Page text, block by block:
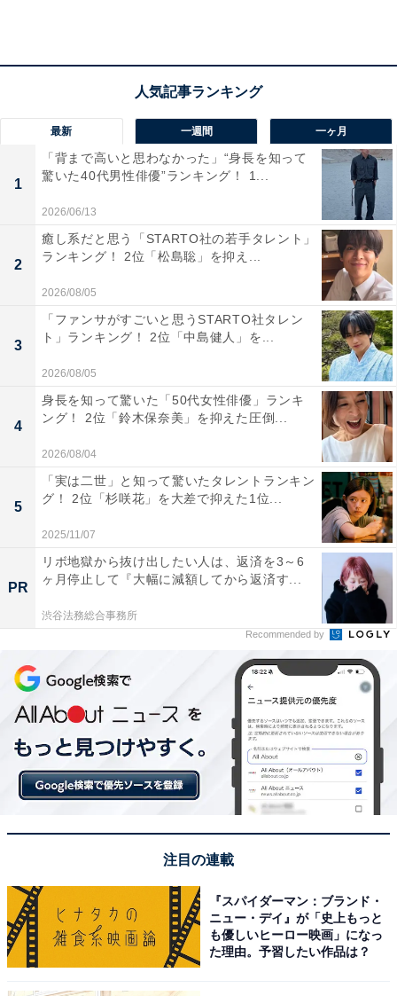
第2位は「中華蕎麦 とみ田」。ラーメン業界最高権威の
講談社「TRYラーメン大賞（Tokyo Ramen of the
Year）」を4連覇するなど、数々の賞を受賞している“つ
けめんの王者”です。
幻の豚「TOKYO-X」の脂の甘みを極限まで引き出した豚
骨スープに魚介だしを重ね、濃厚でありながら上品な味
わいに仕上げた「超濃厚豚骨魚介スープ」は、松戸本店
でしか味わえない逸品。営業日は全て店主の富田さんが
調理するというひたむきな姿勢も、ファンや同業者の支
持を集めています。
1位：らぁ麺 飯田商店（神奈川県足柄下郡）
第1位は「らぁ麺 飯田商店」。深みのあるしょうゆのキ
レ、透明感のある鶏油の香り、上質な鶏だしのコクと豚
だしが合わさった至極のスープが味わえるとして、2021
最新 一週間 一ヶ月
1
「背まで高いと思わなかった」“身長を知って
驚いた40代男性俳優”ランキング！ 1...
2026/06/13
2
癒し系だと思う「STARTO社の若手タレント」
ランキング！ 2位「松島聡」を抑え...
2026/08/05
3
「ファンサがすごいと思うSTARTO社タレン
ト」ランキング！ 2位「中島健人」を...
2026/08/05
4
身長を知って驚いた「50代女性俳優」ランキ
ング！ 2位「鈴木保奈美」を抑えた圧倒...
2026/08/04
5
「実は二世」と知って驚いたタレントランキン
グ！ 2位「杉咲花」を大差で抑えた1位...
2025/11/07
PR
リボ地獄から抜け出したい人は、返済を3～6
ヶ月停止して『大幅に減額してから返済す...
渋谷法務総合事務所
Recommended by
注目の連載
『スパイダーマン：ブランド・
ニュー・デイ』が「史上もっと
も優しいヒーロー映画」になっ
た理由。予習したい作品は？